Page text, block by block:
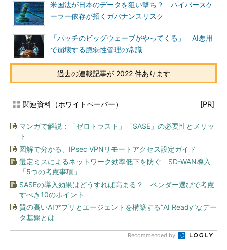
米国法が日本のデータを狙い撃ち？ ハイパースケ
ーラー依存が招くガバナンスリスク
「パッチのビッグウェーブがやってくる」 AI悪用
で崩壊する脆弱性管理の常識
過去の連載記事が 2022 件あります
関連資料（ホワイトペーパー） [PR]
マンガで解説：「ゼロトラスト」「SASE」の必要性とメリッ
ト
図解で分かる、IPsec VPNリモートアクセス設定ガイド
選定ミスによるネットワーク効率低下を防ぐ SD-WAN導入
「5つの考慮事項」
SASEの導入効果はどうすれば高まる？ ベンダー選びで考慮
すべき10のポイント
質の高いAIアプリとエージェントを構築する“AI Ready”なデー
タ基盤とは
Recommended by